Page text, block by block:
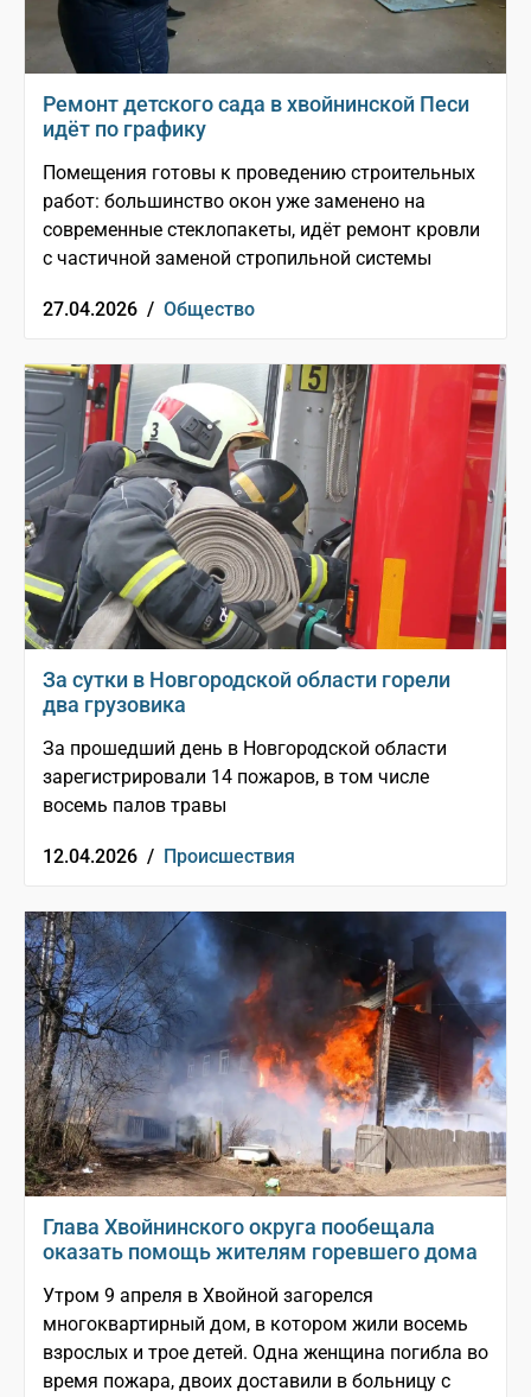
Ремонт детского сада в хвойнинской Песи
идёт по графику
Помещения готовы к проведению строительных
работ: большинство окон уже заменено на
современные стеклопакеты, идёт ремонт кровли
с частичной заменой стропильной системы
27.04.2026 / Общество
За сутки в Новгородской области горели
два грузовика
За прошедший день в Новгородской области
зарегистрировали 14 пожаров, в том числе
восемь палов травы
12.04.2026 / Происшествия
Глава Хвойнинского округа пообещала
оказать помощь жителям горевшего дома
Утром 9 апреля в Хвойной загорелся
многоквартирный дом, в котором жили восемь
взрослых и трое детей. Одна женщина погибла во
время пожара, двоих доставили в больницу с